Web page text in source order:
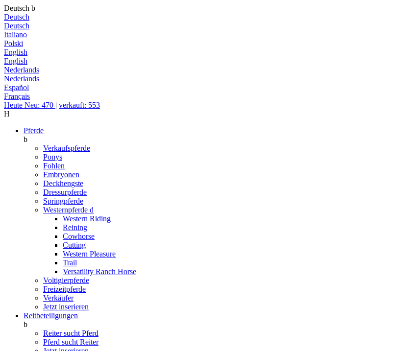
Deutsch b
Deutsch
Deutsch
Italiano
Polski
English
English
Nederlands
Nederlands
Español
Français
Heute Neu: 470 | verkauft: 553
H
Pferde
b
Verkaufspferde
Ponys
Fohlen
Embryonen
Deckhengste
Dressurpferde
Springpferde
Westernpferde d
Western Riding
Reining
Cowhorse
Cutting
Western Pleasure
Trail
Versatility Ranch Horse
Voltigierpferde
Freizeitpferde
Verkäufer
Jetzt inserieren
Reitbeteiligungen
b
Reiter sucht Pferd
Pferd sucht Reiter